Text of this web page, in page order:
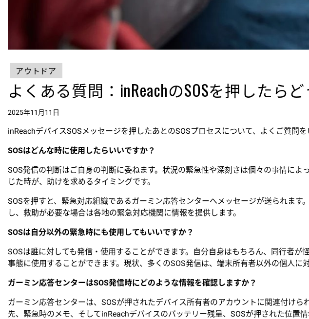
アウトドア
よくある質問：inReachのSOSを押したら
2025年11月11日
inReachデバイスSOSメッセージを押したあとのSOSプロセスについて、よくご質問を
SOSはどんな時に使用したらいいですか？
SOS発信の判断はご自身の判断に委ねます。状況の緊急性や深刻さは個々の事情に
じた時が、助けを求めるタイミングです。
SOSを押すと、緊急対応組織であるガーミン応答センターへメッセージが送られま
し、救助が必要な場合は各地の緊急対応機関に情報を提供します。
SOSは自分以外の緊急時にも使用してもいいですか？
SOSは誰に対しても発信・使用することができます。自分自身はもちろん、同行者
事態に使用することができます。現状、多くのSOS発信は、端末所有者以外の個人に
ガーミン応答センターはSOS発信時にどのような情報を確認しますか？
ガーミン応答センターは、SOSが押されたデバイス所有者のアカウントに関連付け
先、緊急時のメモ、そしてinReachデバイスのバッテリー残量、SOSが押された位置情